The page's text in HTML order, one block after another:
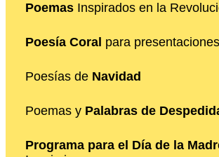
Poemas Inspirados en la
Poesía Coral para
Poesías de Navidad
Poemas y Palabras de
Programa para el Día de la